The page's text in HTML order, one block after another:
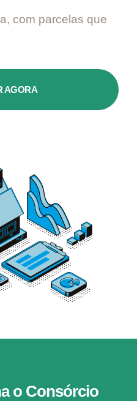
com parcelas que
AGORA
o Consórcio